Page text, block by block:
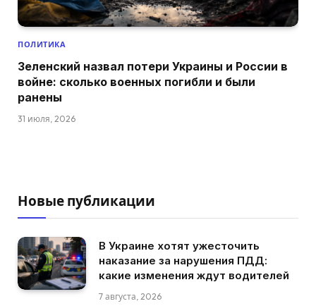
ПОЛИТИКА
Зеленский назвал потери Украины и России в
войне: сколько военных погибли и были
ранены
31 июля, 2026
Новые публикации
В Украине хотят ужесточить
наказание за нарушения ПДД:
какие изменения ждут водителей
7 августа, 2026